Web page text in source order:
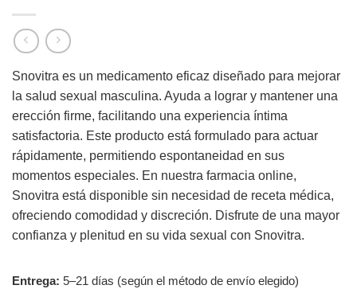
Snovitra es un medicamento eficaz diseñado para mejorar
la salud sexual masculina. Ayuda a lograr y mantener una
erección firme, facilitando una experiencia íntima
satisfactoria. Este producto está formulado para actuar
rápidamente, permitiendo espontaneidad en sus
momentos especiales. En nuestra farmacia online,
Snovitra está disponible sin necesidad de receta médica,
ofreciendo comodidad y discreción. Disfrute de una mayor
confianza y plenitud en su vida sexual con Snovitra.
Entrega: 5–21 días (según el método de envío elegido)